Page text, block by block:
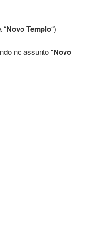
“Novo Templo“)
no assunto “Novo